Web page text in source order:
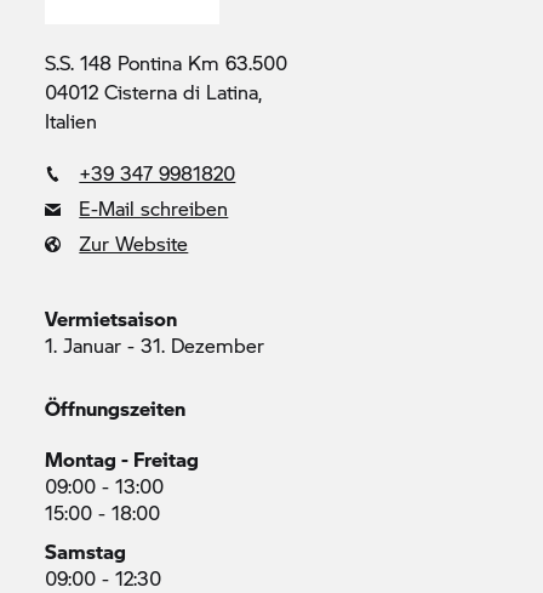
S.S. 148 Pontina Km 63.500
04012 Cisterna di Latina,
Italien
+39 347 9981820
E-Mail schreiben
Zur Website
Vermietsaison
1. Januar - 31. Dezember
Öffnungszeiten
Montag - Freitag
09:00 - 13:00
15:00 - 18:00
Samstag
09:00 - 12:30